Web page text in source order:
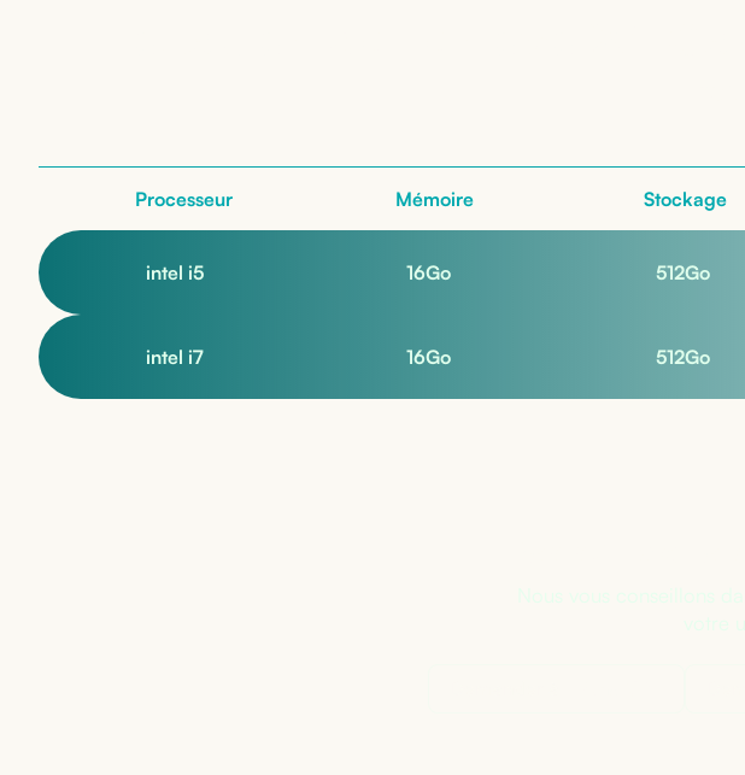
Processeur Mémoire Stockage
intel i5 16Go 512Go
intel i7 16Go 512Go